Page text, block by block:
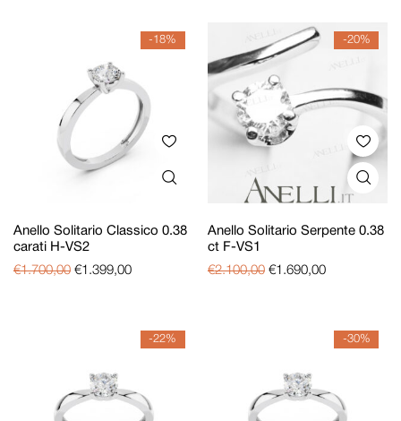
-18%
Anello Solitario Classico 0.38
carati H-VS2
€1.700,00 €1.399,00
-20%
Anello Solitario Serpente 0.38
ct F-VS1
€2.100,00 €1.690,00
-22% -30%